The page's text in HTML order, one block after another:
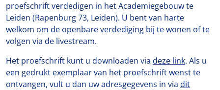
proefschrift verdedigen in het Academiegebouw te
Leiden (Rapenburg 73, Leiden). U bent van harte
welkom om de openbare verdediging bij te wonen of te
volgen via de livestream.
Het proefschrift kunt u downloaden via deze link. Als u
een gedrukt exemplaar van het proefschrift wenst te
ontvangen, vult u dan uw adresgegevens in via dit